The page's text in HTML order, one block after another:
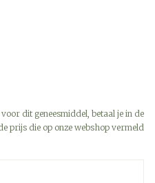
dit geneesmiddel, betaal je in de
prijs die op onze webshop vermeld